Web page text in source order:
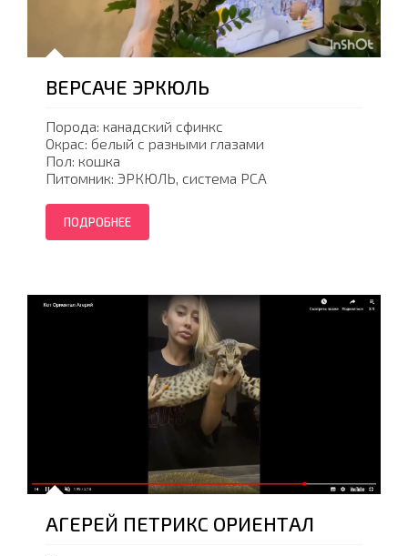
ВЕРСАЧЕ ЭРКЮЛЬ
Порода: канадский сфинкс
Окрас: белый с разными глазами
Пол: кошка
Питомник: ЭРКЮЛЬ, система PCA
ПОДРОБНЕЕ
АГЕРЕЙ ПЕТРИКС ОРИЕНТАЛ